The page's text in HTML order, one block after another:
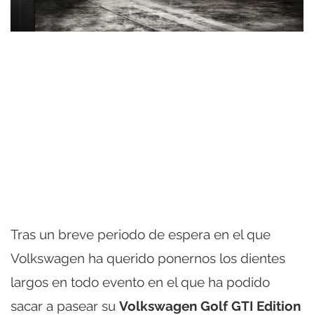
Tras un breve periodo de espera en el que
Volkswagen ha querido ponernos los dientes
largos en todo evento en el que ha podido
sacar a pasear su Volkswagen Golf GTI Edition